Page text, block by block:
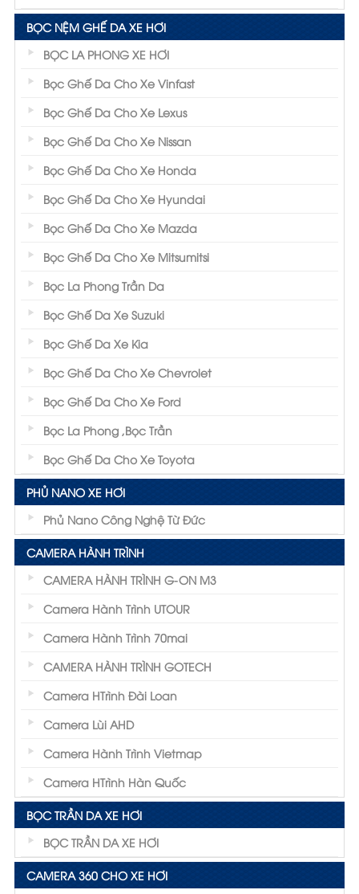
BỌC NỆM GHẾ DA XE HƠI
BỌC LA PHONG XE HƠI
Bọc Ghế Da Cho Xe Vinfast
Bọc Ghế Da Cho Xe Lexus
Bọc Ghế Da Cho Xe Nissan
Bọc Ghế Da Cho Xe Honda
Bọc Ghế Da Cho Xe Hyundai
Bọc Ghế Da Cho Xe Mazda
Bọc Ghế Da Cho Xe Mitsumitsi
Bọc La Phong Trần Da
Bọc Ghế Da Xe Suzuki
Bọc Ghế Da Xe Kia
Bọc Ghế Da Cho Xe Chevrolet
Bọc Ghế Da Cho Xe Ford
Bọc La Phong ,Bọc Trần
Bọc Ghế Da Cho Xe Toyota
PHỦ NANO XE HƠI
Phủ Nano Công Nghệ Từ Đức
CAMERA HÀNH TRÌNH
CAMERA HÀNH TRÌNH G-ON M3
Camera Hành Trình UTOUR
Camera Hành Trình 70mai
CAMERA HÀNH TRÌNH GOTECH
Camera HTrình Đài Loan
Camera Lùi AHD
Camera Hành Trình Vietmap
Camera HTrình Hàn Quốc
BỌC TRẦN DA XE HƠI
BỌC TRẦN DA XE HƠI
CAMERA 360 CHO XE HƠI